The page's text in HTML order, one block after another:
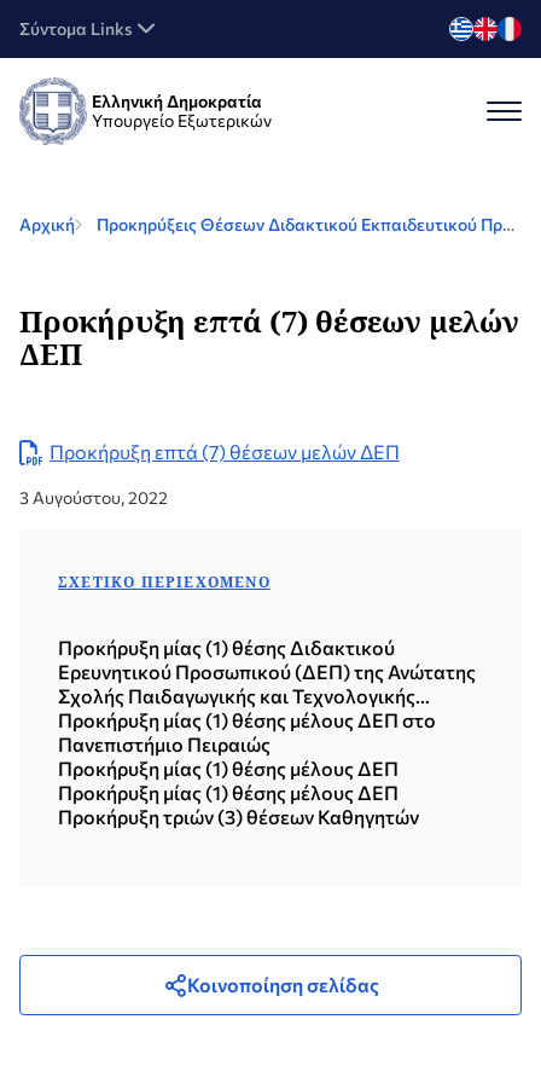
Σύντομα Links
Ελληνική Δημοκρατία
Υπουργείο Εξωτερικών
Αρχική Προκηρύξεις Θέσεων Διδακτικού Εκπαιδευτικού Προσωπικού (ΔΕΠ)
Προκήρυξη επτά (7) θέσεων μελών
ΔΕΠ
Προκήρυξη επτά (7) θέσεων μελών ΔΕΠ
3 Αυγούστου, 2022
ΣΧΕΤΙΚΌ ΠΕΡΙΕΧΌΜΕΝΟ
Προκήρυξη μίας (1) θέσης Διδακτικού
Ερευνητικού Προσωπικού (ΔΕΠ) της Ανώτατης
Σχολής Παιδαγωγικής και Τεχνολογικής
Εκπαίδευσης (ΑΣΠΑΙΤΕ)
Προκήρυξη μίας (1) θέσης μέλους ΔΕΠ στο
Πανεπιστήμιο Πειραιώς
Προκήρυξη μίας (1) θέσης μέλους ΔΕΠ
Προκήρυξη μίας (1) θέσης μέλους ΔΕΠ
Προκήρυξη τριών (3) θέσεων Καθηγητών
Κοινοποίηση σελίδας